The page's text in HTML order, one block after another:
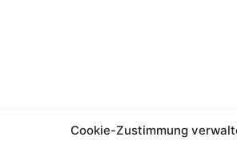
Cookie-Zustimmung